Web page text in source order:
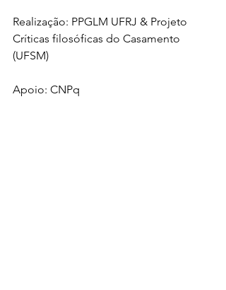
Realização: PPGLM UFRJ & Projeto
Críticas filosóficas do Casamento
(UFSM)
Apoio: CNPq